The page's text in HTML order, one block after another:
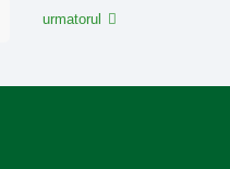
urmatorul